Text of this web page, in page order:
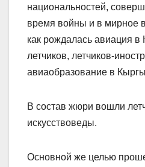
национальностей,
время войны и в мирное
как рождалась авиация
летчиков, летчиков-
авиаобразование в
В состав жюри вошли
искусствоведы.
Основной же целью